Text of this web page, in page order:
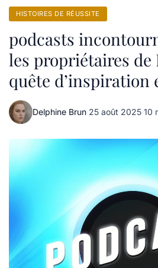
HISTOIRES DE RÉUSSITE
podcasts
les propriétaires de
quête d’inspiration
Delphine Brun·25 août 2025·10